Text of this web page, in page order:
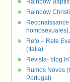
Rainbow
Rainbow
Refo – Rete
(Italia)
Revista- blog
Rumos Novos
Portugal)